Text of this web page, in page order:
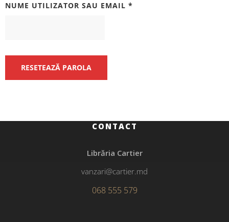
NUME UTILIZATOR SAU EMAIL *
RESETEAZĂ PAROLA
CONTACT
Librăria Cartier
vanzari@cartier.md
068 555 579